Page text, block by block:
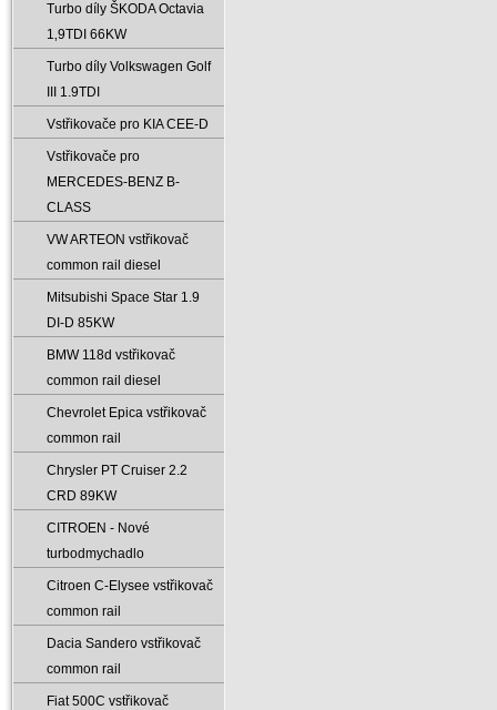
Turbo díly ŠKODA Octavia
1‚9TDI 66KW
Turbo díly Volkswagen Golf
III 1.9TDI
Vstřikovače pro KIA CEE-D
Vstřikovače pro
MERCEDES-BENZ B-
CLASS
VW ARTEON vstřikovač
common rail diesel
Mitsubishi Space Star 1.9
DI-D 85KW
BMW 118d vstřikovač
common rail diesel
Chevrolet Epica vstřikovač
common rail
Chrysler PT Cruiser 2.2
CRD 89KW
CITROEN - Nové
turbodmychadlo
Citroen C-Elysee vstřikovač
common rail
Dacia Sandero vstřikovač
common rail
Fiat 500C vstřikovač